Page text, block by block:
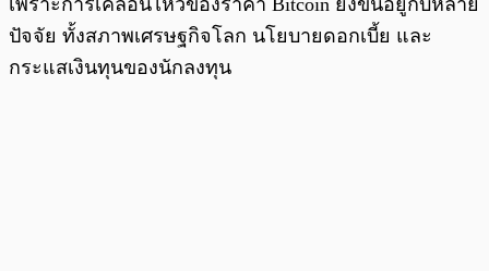
ปัจจัย ทั้งสภาพเศรษฐกิจโลก นโยบายดอกเบี้ย และ
กระแสเงินทุนของนักลงทุน